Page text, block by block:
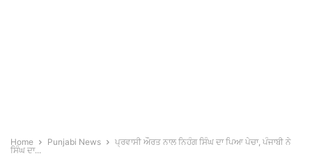
Home Punjabi News
ਪ੍ਰਵਾਸੀ ਔਰਤ ਨਾਲ ਨਿਹੰਗ ਸਿੰਘ ਦਾ ਪਿਆ ਪੇਚਾ, ਪੰਜਾਬੀ ਨੇ
ਸਿੰਘ ਦਾ...